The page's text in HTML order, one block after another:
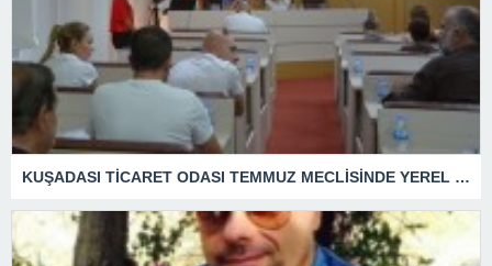
KUŞADASI TİCARET ODASI TEMMUZ MECLİSİNDE YEREL İŞLETMELERE ANLAMLI DESTEK